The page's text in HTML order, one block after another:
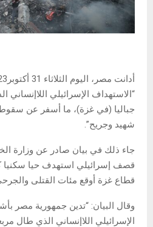
“الاستهداف الإسرائيلي
شهيد وجريح”.
جاء ذلك في بيان صادر عن وزارة
قصف إسرائيلي استهدف حيا سكنيا
قطاع غزة أوقع مئات القتلى
وقال البيان: “تدين جمهورية مصر
الإسرائيلي اللاإنساني الذي طال